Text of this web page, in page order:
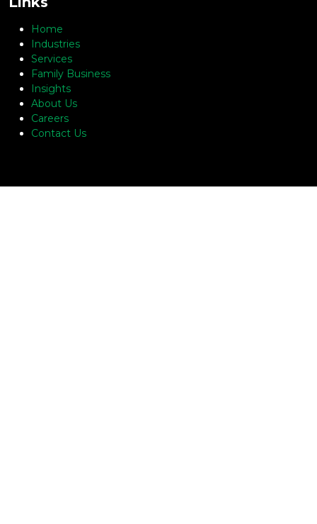
Home
Industries
Services
Family Business
Insights
About Us
Careers
Contact Us